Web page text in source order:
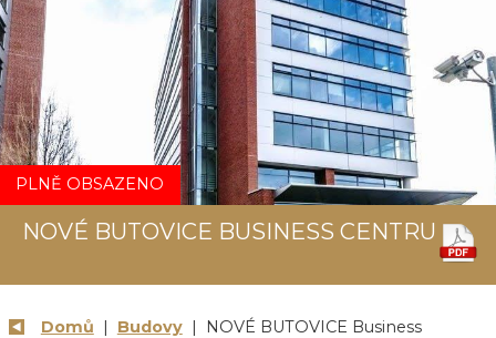
NOVÉ BUTOVICE BUSINESS CENTRUM
PLNĚ OBSAZENO
Domů | Budovy| NOVÉ BUTOVICE Business